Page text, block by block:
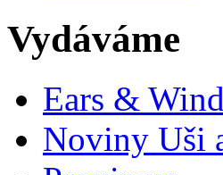
Vydáváme
Ears &
Noviny Uši